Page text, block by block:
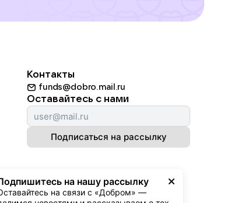
на нашу рассылку
на связи с «Добром» —
Контакты
funds@dobro.mail.ru
Оставайтесь с нами
Подписаться на рассылку